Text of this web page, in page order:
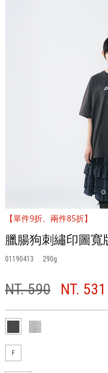
【單件9折、兩件85折】
臘腸狗刺繡印圖寬
01190413 290
NT. 590 NT. 531
F